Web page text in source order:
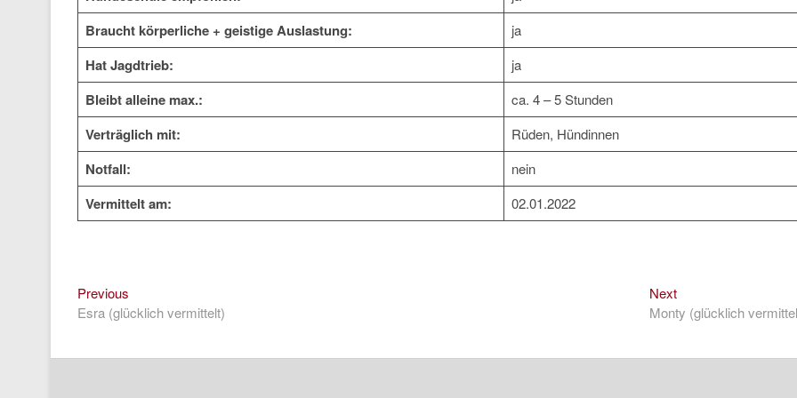
Braucht körperliche + geistige Auslastung: ja
Hat Jagdtrieb: ja
Bleibt alleine max.: ca. 4 – 5 Stunden
Verträglich mit: Rüden, Hündinnen
Notfall: nein
Vermittelt am: 02.01.2022
Beitragsnavigation
Previous
post:
Esra (glücklich vermittelt)
NextNext
post:
Monty (glücklich